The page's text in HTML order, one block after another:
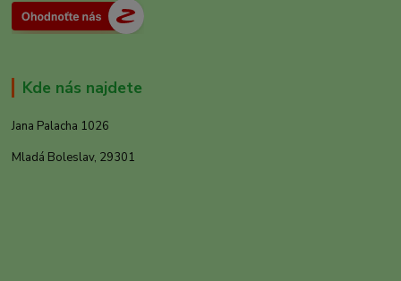
Kde nás najdete
Jana Palacha 1026
Mladá Boleslav, 29301